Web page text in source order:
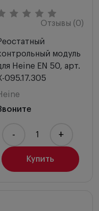
Отзывы (0)
модуль
Heine EN 50, арт.
095.17.305
Купить
- +